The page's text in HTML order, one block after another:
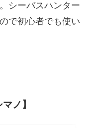
シーバスハンター
で初心者でも使い
ノ】